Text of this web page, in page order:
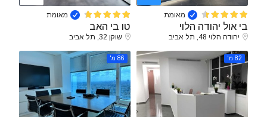
מאומת
בי אול יהודה הלוי
יהודה הלוי 48, תל אביב
מאומת
טו בי האב
שוקן 32, תל אביב
82 מ' 86 מ'